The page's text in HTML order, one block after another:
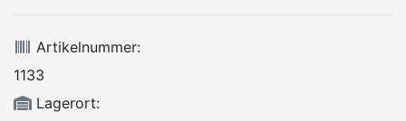
Artikelnummer:
1133
Lagerort: